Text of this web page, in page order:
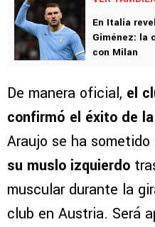
En Italia
Giménez: la
con Milan
De manera oficial, el
confirmó el éxito de
Araujo se ha sometido
su muslo izquierdo
muscular durante la
club en Austria. Será